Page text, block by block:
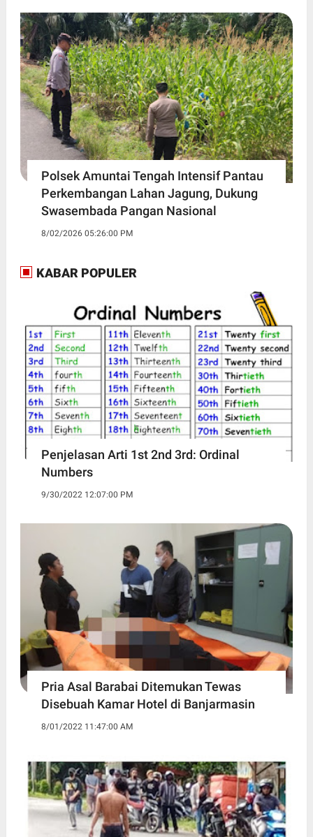
Polsek Amuntai Tengah Intensif Pantau
Perkembangan Lahan Jagung, Dukung
Swasembada Pangan Nasional
8/02/2026 05:26:00 PM
KABAR POPULER
Penjelasan Arti 1st 2nd 3rd: Ordinal
Numbers
9/30/2022 12:07:00 PM
Pria Asal Barabai Ditemukan Tewas
Disebuah Kamar Hotel di Banjarmasin
8/01/2022 11:47:00 AM